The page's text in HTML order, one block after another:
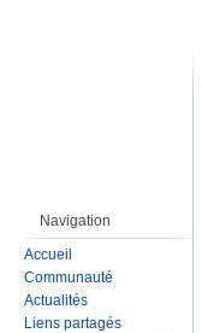
Navigation
Accueil
Communauté
Actualités
Liens partagés